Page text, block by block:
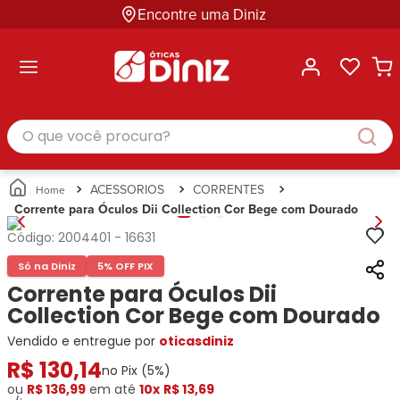
Encontre uma Diniz
Masculino
Feminino
Infantil
Unissex
Busque
Por
Marcas
Ana
Hickmann
Bulget
Miu-
Miu
Guess
Lacoste
Categorias
Masculino
Feminino
Infantil
Unissex
Busque
Por
Marcas
Ray-
Ban
Prada
Ana
Hickmann
Tecnol
Correntes
para
Óculos
Estojos
para
Óculos
Soluções
e
Cuidados
Busque
Ray-
Ban
Armani
Exchange
Tommy
Hilfiger
Ana
Hickmann
Guess
Speedo
Categoria
Armações
de Óculos
Óculos
de Sol
para
Óculos
para
Óculos
Gênero
Masculino
Feminino
O que você procura?
ACESSORIOS
CORRENTES
Corrente para Óculos Dii Collection Cor Bege com Dourado
Código: 2004401 - 16631
Só na Diniz 5% OFF PIX
Corrente para Óculos Dii
Collection Cor Bege com Dourado
Vendido e entregue por oticasdiniz
R$ 130,14no Pix (5%)
ou R$ 136,99 em até 10x R$ 13,69